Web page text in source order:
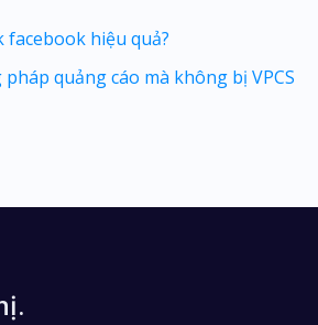
facebook hiệu quả?
pháp quảng cáo mà không bị VPCS